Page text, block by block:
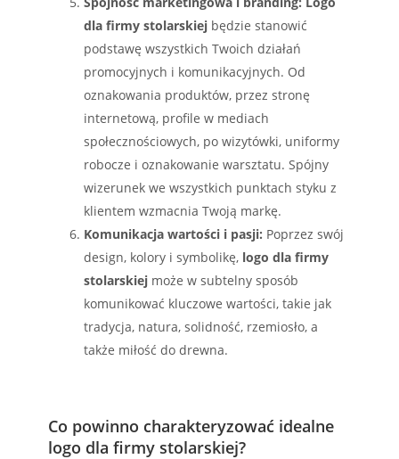
dla firmy stolarskiej będzie stanowić
podstawę wszystkich Twoich działań
promocyjnych i komunikacyjnych. Od
oznakowania produktów, przez stronę
internetową, profile w mediach
społecznościowych, po wizytówki, uniformy
robocze i oznakowanie warsztatu. Spójny
wizerunek we wszystkich punktach styku z
klientem wzmacnia Twoją markę.
Komunikacja wartości i pasji: Poprzez swój
design, kolory i symbolikę, logo dla firmy
stolarskiej może w subtelny sposób
komunikować kluczowe wartości, takie jak
tradycja, natura, solidność, rzemiosło, a
także miłość do drewna.
Co powinno charakteryzować idealne
logo dla firmy stolarskiej?